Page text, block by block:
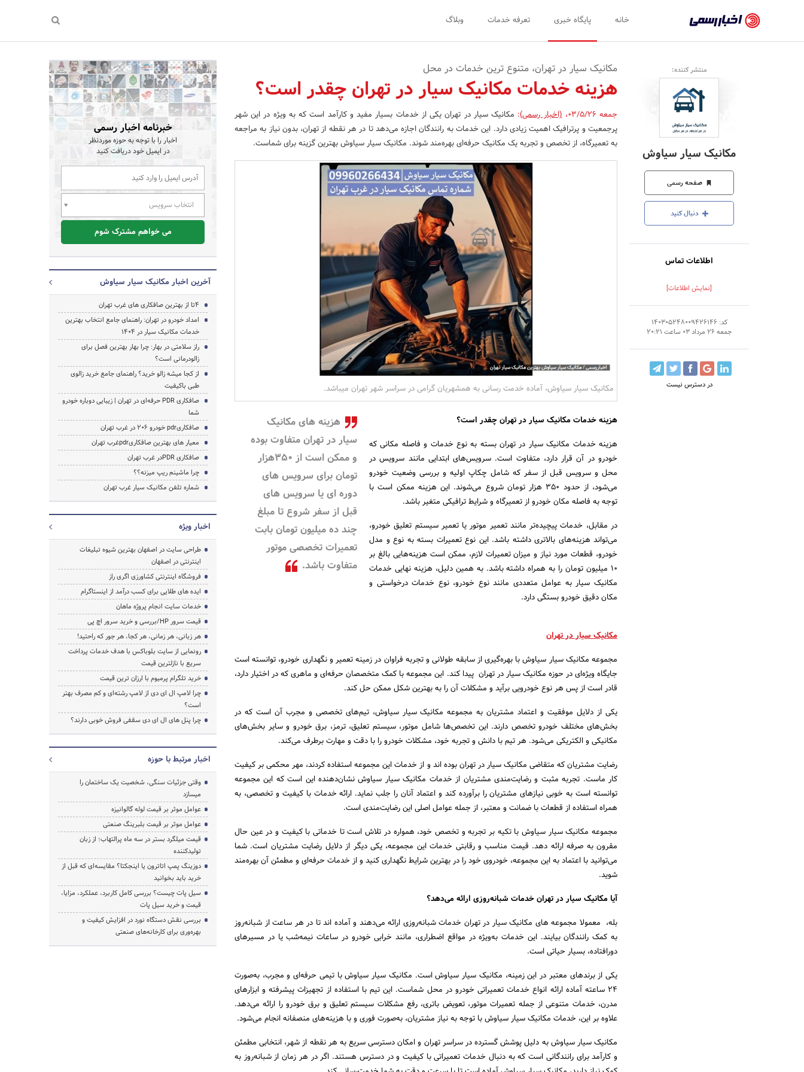
رسمی
-
اخبار
تایید
شده
شرکت‌ها،
سازمان‌ها
و
روابط
عمومی‌ها
خانه پایگاه خبری تعرفه خدمات وبلاگ
منتشر کننده:
مکانیک سیار سیاوش
صفحه رسمی
دنبال کنید
اطلاعات تماس
[نمایش اطلاعات]
کد: 140305248009426146
جمعه 26 مرداد 03 ساعت 20:21
در دسترس نیست
مکانیک سیار در تهران، متنوع ترین خدمات در محل
هزینه خدمات مکانیک سیار در تهران چقدر است؟
جمعه 03/5/26 ،(اخبار رسمی): مکانیک سیار در تهران یکی از خدمات بسیار مفید و کارآمد است که به ویژه در این شهر
پرجمعیت و پرترافیک اهمیت زیادی دارد. این خدمات به رانندگان اجازه می‌دهد تا در هر نقطه از تهران، بدون نیاز به مراجعه
به تعمیرگاه، از تخصص و تجربه یک مکانیک حرفه‌ای بهره‌مند شوند. مکانیک سیار سیاوش بهترین گزینه برای شماست.
مکانیک سیار سیاوش، آماده خدمت رسانی به همشهریان گرامی در سراسر شهر تهران میباشد.
هزینه های مکانیک
سیار در تهران متفاوت بوده
و ممکن است از 350هزار
تومان برای سرویس های
دوره ای یا سرویس های
قبل از سفر شروع تا مبلغ
چند ده میلیون تومان بابت
تعمیرات تخصصی موتور
متفاوت باشد.
هزینه خدمات مکانیک سیار در تهران چقدر است؟
هزینه خدمات مکانیک سیار در تهران بسته به نوع خدمات و فاصله مکانی که
خودرو در آن قرار دارد، متفاوت است. سرویس‌های ابتدایی مانند سرویس در
محل و سرویس قبل از سفر که شامل چکاپ اولیه و بررسی وضعیت خودرو
می‌شود، از حدود ۳۵۰ هزار تومان شروع می‌شوند. این هزینه ممکن است با
توجه به فاصله مکان خودرو از تعمیرگاه و شرایط ترافیکی متغیر باشد.
در مقابل، خدمات پیچیده‌تر مانند تعمیر موتور یا تعمیر سیستم تعلیق خودرو،
می‌تواند هزینه‌های بالاتری داشته باشد. این نوع تعمیرات بسته به نوع و مدل
خودرو، قطعات مورد نیاز و میزان تعمیرات لازم، ممکن است هزینه‌هایی بالغ بر
۱۰ میلیون تومان را به همراه داشته باشد. به همین دلیل، هزینه نهایی خدمات
مکانیک سیار به عوامل متعددی مانند نوع خودرو، نوع خدمات درخواستی و
مکان دقیق خودرو بستگی دارد.
مکانیک سیار در تهران
مجموعه مکانیک سیار سیاوش با بهره‌گیری از سابقه طولانی و تجربه فراوان در زمینه تعمیر و نگهداری خودرو، توانسته است
جایگاه ویژه‌ای در حوزه مکانیک سیار در تهران پیدا کند. این مجموعه با کمک متخصصان حرفه‌ای و ماهری که در اختیار دارد،
قادر است از پس هر نوع خودرویی برآید و مشکلات آن را به بهترین شکل ممکن حل کند.
یکی از دلایل موفقیت و اعتماد مشتریان به مجموعه مکانیک سیار سیاوش، تیم‌های تخصصی و مجرب آن است که در
بخش‌های مختلف خودرو تخصص دارند. این تخصص‌ها شامل موتور، سیستم تعلیق، ترمز، برق خودرو و سایر بخش‌های
مکانیکی و الکتریکی می‌شود. هر تیم با دانش و تجربه خود، مشکلات خودرو را با دقت و مهارت برطرف می‌کند.
رضایت مشتریان که متقاضی مکانیک سیار در تهران بوده اند و از خدمات این مجموعه استفاده کردند، مهر محکمی بر کیفیت
کار ماست. تجربه مثبت و رضایت‌مندی مشتریان از خدمات مکانیک سیار سیاوش نشان‌دهنده این است که این مجموعه
توانسته است به خوبی نیازهای مشتریان را برآورده کند و اعتماد آنان را جلب نماید. ارائه خدمات با کیفیت و تخصصی، به
همراه استفاده از قطعات با ضمانت و معتبر، از جمله عوامل اصلی این رضایت‌مندی است.
مجموعه مکانیک سیار سیاوش با تکیه بر تجربه و تخصص خود، همواره در تلاش است تا خدماتی با کیفیت و در عین حال
مقرون به صرفه ارائه دهد. قیمت مناسب و رقابتی خدمات این مجموعه، یکی دیگر از دلایل رضایت مشتریان است. شما
می‌توانید با اعتماد به این مجموعه، خودروی خود را در بهترین شرایط نگهداری کنید و از خدمات حرفه‌ای و مطمئن آن بهره‌مند
شوید.
آیا مکانیک سیار در تهران خدمات شبانه‌روزی ارائه می‌دهد؟
بله، معمولا مجموعه های مکانیک سیار در تهران خدمات شبانه‌روزی ارائه می‌دهند و آماده اند تا در هر ساعت از شبانه‌روز
به کمک رانندگان بیایند. این خدمات به‌ویژه در مواقع اضطراری، مانند خرابی خودرو در ساعات نیمه‌شب یا در مسیرهای
دورافتاده، بسیار حیاتی است.
یکی از برندهای معتبر در این زمینه، مکانیک سیار سیاوش است. مکانیک سیار سیاوش با تیمی حرفه‌ای و مجرب، به‌صورت
۲۴ ساعته آماده ارائه انواع خدمات تعمیراتی خودرو در محل شماست. این تیم با استفاده از تجهیزات پیشرفته و ابزارهای
مدرن، خدمات متنوعی از جمله تعمیرات موتور، تعویض باتری، رفع مشکلات سیستم تعلیق و برق خودرو را ارائه می‌دهد.
علاوه بر این، خدمات مکانیک سیار سیاوش با توجه به نیاز مشتریان، به‌صورت فوری و با هزینه‌های منصفانه انجام می‌شود.
مکانیک سیار سیاوش به دلیل پوشش گسترده در سراسر تهران و امکان دسترسی سریع به هر نقطه از شهر، انتخابی مطمئن
و کارآمد برای رانندگانی است که به دنبال خدمات تعمیراتی با کیفیت و در دسترس هستند. اگر در هر زمان از شبانه‌روز به
خبرنامه اخبار رسمی
اخبار را با توجه به حوزه موردنظر
در ایمیل خود دریافت کنید
انتخاب سرویس
می خواهم مشترک شوم
آخرین اخبار مکانیک سیار سیاوش
4تا از بهترین صافکاری های غرب تهران
امداد خودرو در تهران: راهنمای جامع انتخاب بهترین
خدمات مکانیک سیار در ۱۴۰۴
راز سلامتی در بهار: چرا بهار بهترین فصل برای
زالودرمانی است؟
از کجا میشه زالو خرید؟ راهنمای جامع خرید زالوی
طبی باکیفیت
صافکاری PDR حرفه‌ای در تهران | زیبایی دوباره خودرو
شما
صافکاریpdr خودرو 206 در غرب تهران
معیار های بهترین صافکاریpdrغرب تهران
صافکاری PDRدر غرب تهران
چرا ماشینم ریپ میزنه؟؟
شماره تلفن مکانیک سیار غرب تهران
اخبار ویژه
طراحی سایت در اصفهان بهترین شیوه تبلیغات
اینترنتی در اصفهان
فروشگاه اینترنتی کشاورزی اگری راز
ایده های طلایی برای کسب درآمد از اینستاگرام
خدمات سایت انجام پروژه ماهان
قیمت سرور HP/بررسی و خرید سرور اچ پی
هر زبانی، هر زمانی، هر کجا، هر جور که راحتید!
رونمایی از سایت بلوباکس با هدف خدمات پرداخت
سریع با نازلترین قیمت
خرید تلگرام پرمیوم با ارزان ترین قیمت
چرا لامپ ال ای دی از لامپ رشته‌ای و کم مصرف بهتر
است؟
چرا پنل های ال ای دی سقفی فروش خوبی دارند؟
اخبار مرتبط با حوزه
وقتی جزئیات سنگی، شخصیت یک ساختمان را
میسازد
عوامل موثر بر قیمت لوله گالوانیزه
عوامل موثر بر قیمت بلبرینگ صنعتی
قیمت میلگرد بستر در سه ماه پرالتهاب؛ از زبان
تولیدکننده
دوزینگ پمپ اتاترون یا اینجکتا؟ مقایسه‌ای که قبل از
خرید باید بخوانید
سیل پات چیست؟ بررسی کامل کاربرد، عملکرد، مزایا،
قیمت و خرید سیل پات
بررسی نقش دستگاه نورد در افزایش کیفیت و
بهره‌وری برای کارخانه‌های صنعتی